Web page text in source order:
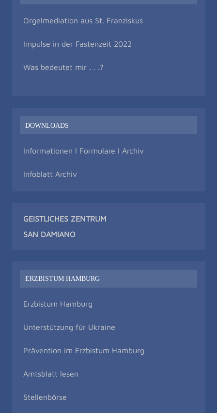
Orgelmediation aus St. Franziskus
Impulse in der Fastenzeit 2022
Was bedeutet mir . . .?
DOWNLOADS
Informationen I Formulare I Archiv
Infoblatt Archiv
GEISTLICHES ZENTRUM
SAN DAMIANO
ERZBISTUM HAMBURG
Erzbistum Hamburg
Unterstützung für Ukraine
Prävention im Erzbistum Hamburg
Amtsblatt lesen
Stellenbörse